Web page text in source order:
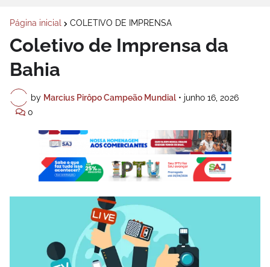
Página inicial COLETIVO DE IMPRENSA
Coletivo de Imprensa da
Bahia
by Marcius Pirôpo Campeão Mundial • junho 16, 2026
0